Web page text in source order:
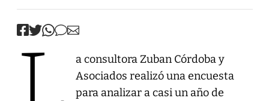
a consultora Zuban Córdoba y
Asociados realizó una encuesta
para analizar a casi un año de